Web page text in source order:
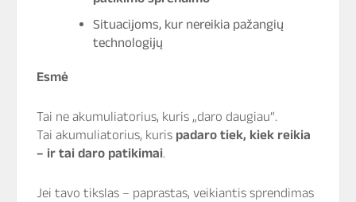
Situacijoms, kur nereikia pažangių
technologijų
Esmė
Tai ne akumuliatorius, kuris „daro daugiau“.
Tai akumuliatorius, kuris padaro tiek, kiek reikia
– ir tai daro patikimai.
Jei tavo tikslas – paprastas, veikiantis sprendimas